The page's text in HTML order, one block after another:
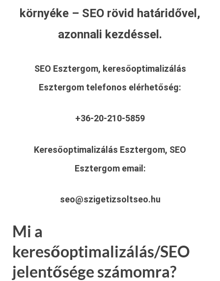
környéke – SEO rövid határidővel,
azonnali kezdéssel.
SEO Esztergom, keresőoptimalizálás
Esztergom telefonos elérhetőség:
+36-20-210-5859
Keresőoptimalizálás Esztergom, SEO
Esztergom email:
seo@szigetizsoltseo.hu
Mi a
keresőoptimalizálás/SEO
jelentősége számomra?